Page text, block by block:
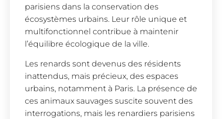
parisiens dans la conservation des
écosystèmes urbains. Leur rôle unique et
multifonctionnel contribue à maintenir
l’équilibre écologique de la ville.
Les renards sont devenus des résidents
inattendus, mais précieux, des espaces
urbains, notamment à Paris. La présence de
ces animaux sauvages suscite souvent des
interrogations, mais les renardiers parisiens